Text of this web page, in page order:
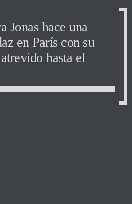
Jonas hace una
en París con su
hasta el